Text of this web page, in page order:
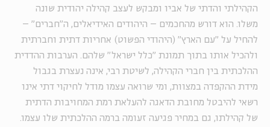
הקהילתי והדתי של אביו ומבקש לעצב קהילה יהודית שונה
משלו. הוא דורש מהחכמים – היהודים האידיאלים, ה"חברים" –
להחיל על "עם הארץ" (היהודי הפשוט) אחריות דתית וחברתית
ולהכיל אותו בתוך תמונת "כלל ישראל" שלהם. הערבות ההדדית
ההלכתית בין חברי הקהילה, לשיטת רבי, אינה נעצרת בגבול
מידת ההקפדה במצוות, ומי שרואה עצמו מודל לחיקוי דתי אינו
רשאי להיבטל מחובת הדאגה להעלאת רמת המחויבות הדתית
של קהילתו, גם במחיר פגיעה זעומה ברמה ההלכתית שלו עצמו.